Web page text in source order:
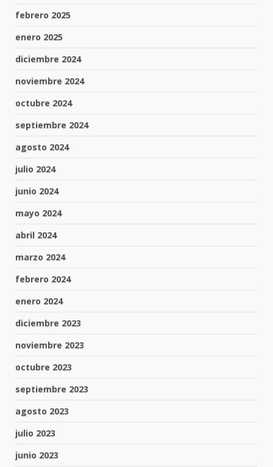
febrero 2025
enero 2025
diciembre 2024
noviembre 2024
octubre 2024
septiembre 2024
agosto 2024
julio 2024
junio 2024
mayo 2024
abril 2024
marzo 2024
febrero 2024
enero 2024
diciembre 2023
noviembre 2023
octubre 2023
septiembre 2023
agosto 2023
julio 2023
junio 2023